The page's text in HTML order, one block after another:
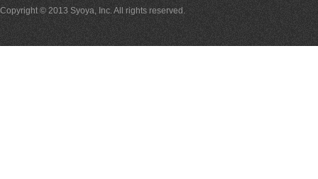
Copyright © 2013 Syoya, Inc. All rights reserved.